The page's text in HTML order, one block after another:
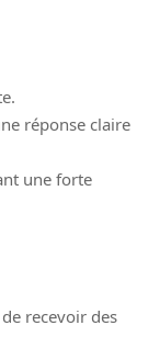
réponse claire
une forte
recevoir des